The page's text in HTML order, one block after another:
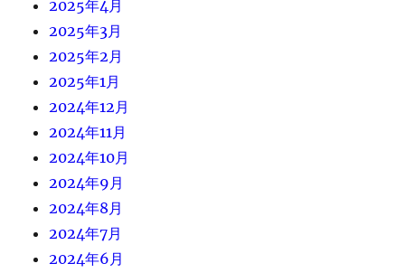
2025年4月
2025年3月
2025年2月
2025年1月
2024年12月
2024年11月
2024年10月
2024年9月
2024年8月
2024年7月
2024年6月